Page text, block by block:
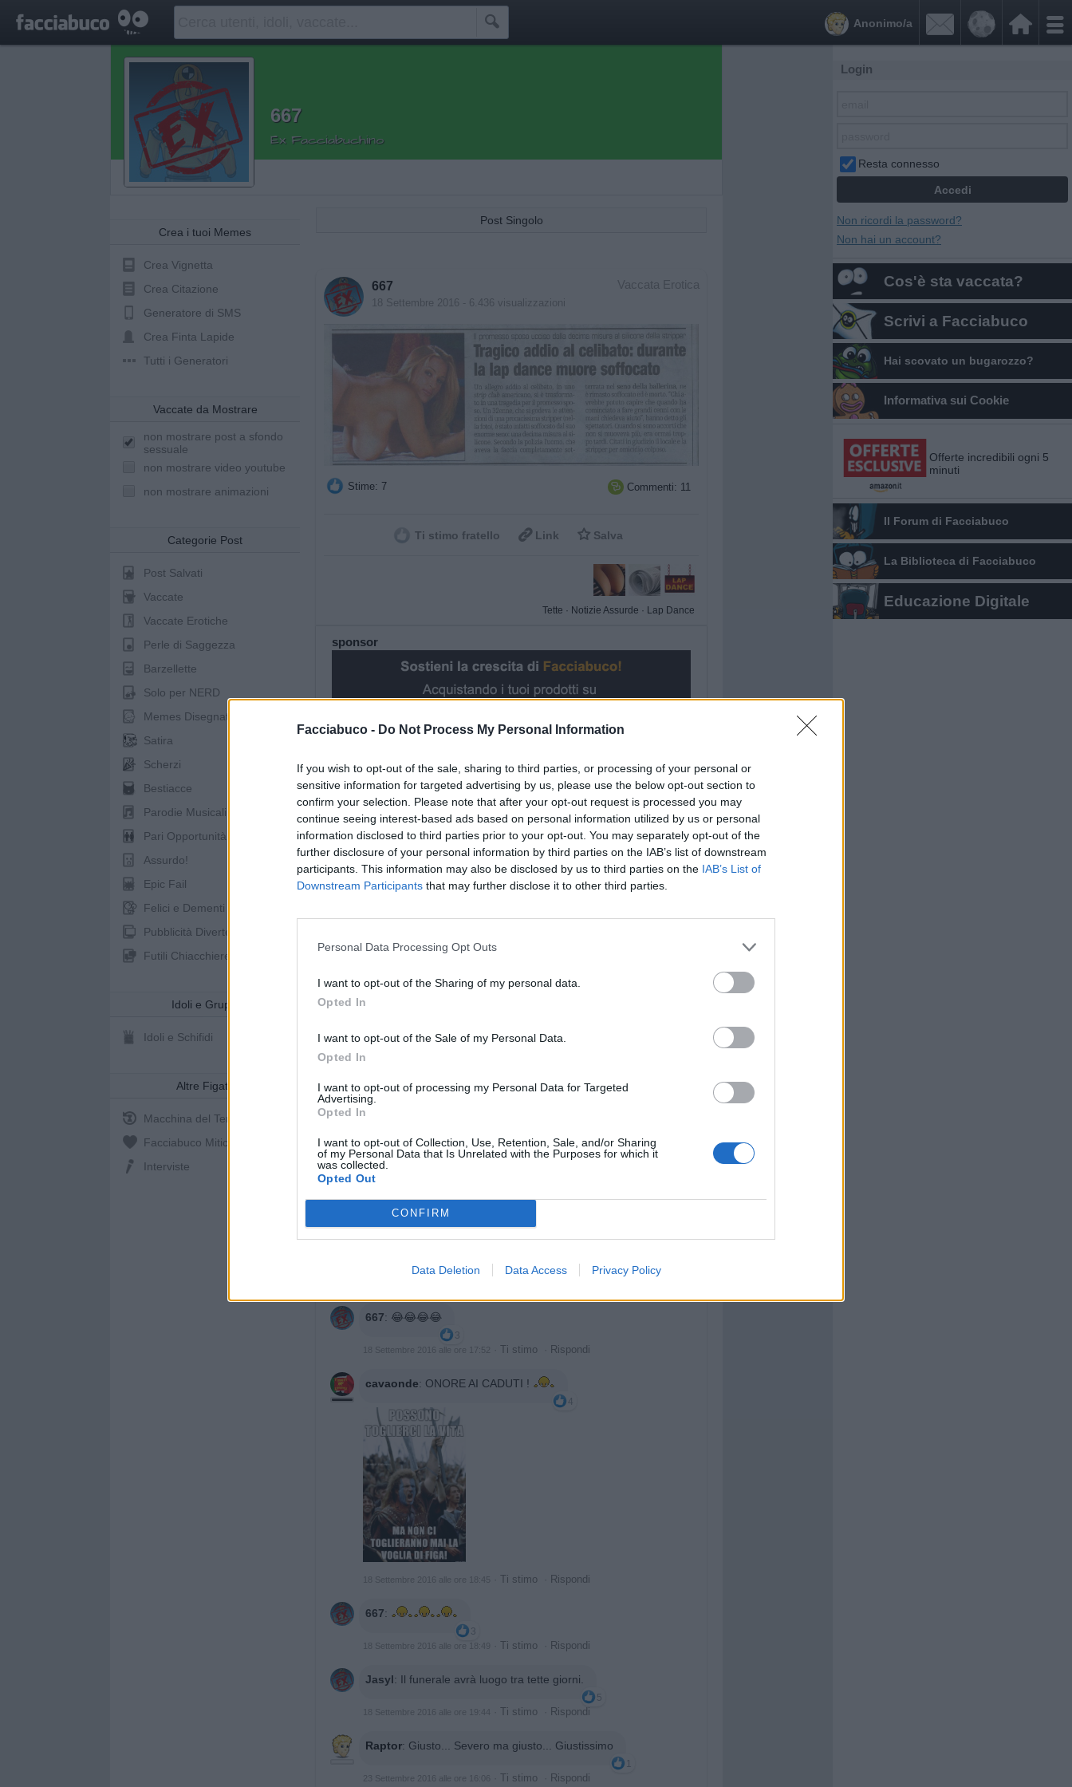
Facciabuco - Do Not Process My Personal Information
If you wish to opt-out of the sale, sharing to third parties, or processing of your personal or
sensitive information for targeted advertising by us, please use the below opt-out section to
confirm your selection. Please note that after your opt-out request is processed you may
continue seeing interest-based ads based on personal information utilized by us or personal
information disclosed to third parties prior to your opt-out. You may separately opt-out of the
further disclosure of your personal information by third parties on the IAB’s list of downstream
participants. This information may also be disclosed by us to third parties on the IAB’s List of
Downstream Participants that may further disclose it to other third parties.
Personal Data Processing Opt Outs
I want to opt-out of the Sharing of my personal data.
Opted In
I want to opt-out of the Sale of my Personal Data.
Opted In
I want to opt-out of processing my Personal Data for Targeted
Advertising.
Opted In
I want to opt-out of Collection, Use, Retention, Sale, and/or Sharing
of my Personal Data that Is Unrelated with the Purposes for which it
was collected.
Opted Out
CONFIRM
Data Deletion Data Access Privacy Policy
 

Anonimo/a
667
Ex Facciabuchino
Crea i tuoi Memes
Crea Vignetta
Crea Citazione
Generatore di SMS
Crea Finta Lapide
Tutti i Generatori
Vaccate da Mostrare
non mostrare post a sfondo
sessuale
non mostrare video youtube
non mostrare animazioni
Categorie Post
Post Salvati
Vaccate
Vaccate Erotiche
Perle di Saggezza
Barzellette
Solo per NERD
Memes Disegnati
Satira
Scherzi
Bestiacce
Parodie Musicali
Pari Opportunità
Assurdo!
Epic Fail
Felici e Dementi
Pubblicità Divertenti
Futili Chiacchiere
Idoli e Gruppi
Idoli e Schifidi
Altre Figate
Macchina del Tempo
Facciabuco Mitic
Interviste
Post Singolo
Vaccata Erotica
667
18 Settembre 2016 - 6.436 visualizzazioni
Stime: 7  Commenti: 11
Ti stimo fratello  Link  Salva
Tette · Notizie Assurde · Lap Dance
sponsor
Cuginastro :Tra i tanti modi di morire e' uno dei migliori
18 Settembre 2016 alle ore 17:20·Ti stimo·Rispondi
Kaira77:E qui non si puo' dire che morte di merda
18 Settembre 2016 alle ore 17:23
667:Confermo 😂
cavaonde
Tecnogatto
18 Settembre 2016 alle ore 17:47·Ti stimo·Rispondi
667: 😂😂😂😂
3
18 Settembre 2016 alle ore 17:52 Ti stimo Rispondi
cavaonde: ONORE AI CADUTI !
4
18 Settembre 2016 alle ore 18:45 Ti stimo Rispondi
667:
3
18 Settembre 2016 alle ore 18:49 Ti stimo Rispondi
Jasyl: Il funerale avrà luogo tra tette giorni.
5
18 Settembre 2016 alle ore 19:44 Ti stimo Rispondi
Raptor: Giusto... Severo ma giusto... Giustissimo
1
23 Settembre 2016 alle ore 16:06 Ti stimo Rispondi
Login
Resta connesso
Non ricordi la password?
Non hai un account?
Cos'è sta vaccata?
Scrivi a Facciabuco
Hai scovato un bugarozzo?
Informativa sui Cookie
Offerte incredibili ogni 5
minuti
Il Forum di Facciabuco
La Biblioteca di Facciabuco
Educazione Digitale